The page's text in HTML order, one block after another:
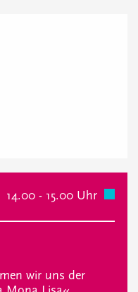
14.00 - 15.00 Uhr
wir uns der